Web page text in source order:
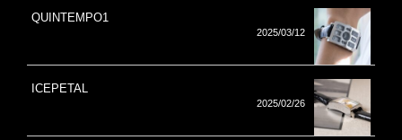
QUINTEMPO1
2025/03/12
ICEPETAL
2025/02/26